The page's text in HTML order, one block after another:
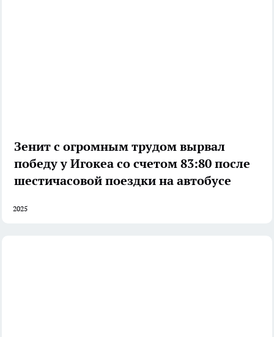
Зенит с огромным трудом вырвал
победу у Игокеа со счетом 83:80 после
шестичасовой поездки на автобусе
2025